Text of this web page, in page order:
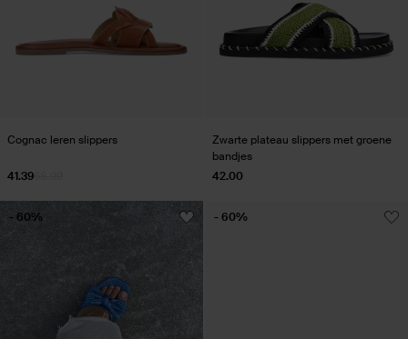
Cognac leren slippers
41.39
Zwarte plateau slippers met groene
bandjes
42.00
- 60% - 60%